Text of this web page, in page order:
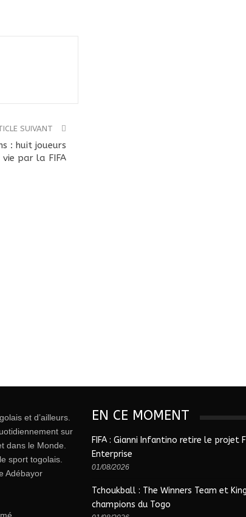
SUIVANT
: huit joueurs
vie par la FIFA
et d’ailleurs.
sur
dans le Monde.
sport togolais.
Adébayor
EN CE MOMENT
FIFA : Gianni Infantino retire le projet
Enterprise
01/08/2026
Tchoukball : The Winners Team et
champions du Togo